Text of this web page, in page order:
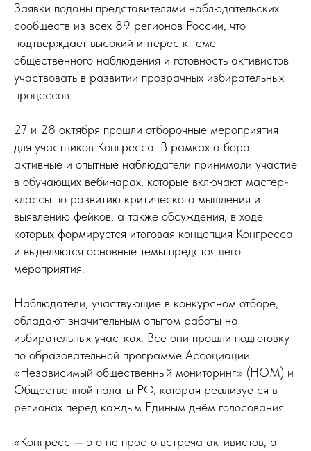
Заявки поданы представителями наблюдательских
сообществ из всех 89 регионов России, что
подтверждает высокий интерес к теме
общественного наблюдения и готовность активистов
участвовать в развитии прозрачных избирательных
процессов.
27 и 28 октября прошли отборочные мероприятия
для участников Конгресса. В рамках отбора
активные и опытные наблюдатели принимали участие
в обучающих вебинарах, которые включают мастер-
классы по развитию критического мышления и
выявлению фейков, а также обсуждения, в ходе
которых формируется итоговая концепция Конгресса
и выделяются основные темы предстоящего
мероприятия.
Наблюдатели, участвующие в конкурсном отборе,
обладают значительным опытом работы на
избирательных участках. Все они прошли подготовку
по образовательной программе Ассоциации
«Независимый общественный мониторинг» (НОМ) и
Общественной палаты РФ, которая реализуется в
регионах перед каждым Единым днём голосования.
«Конгресс — это не просто встреча активистов, а